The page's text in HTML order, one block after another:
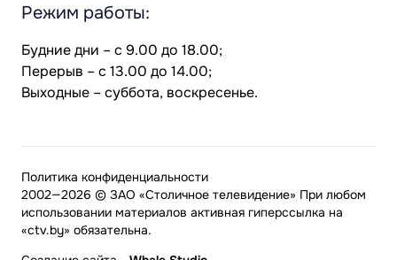
Режим работы:
Будние дни – с 9.00 до 18.00;
Перерыв – с 13.00 до 14.00;
Выходные – суббота, воскресенье.
2002—2026 © ЗАО «Столичное телевидение» При любом
использовании материалов активная гиперссылка на
«ctv.by» обязательна.
Политика конфиденциальности